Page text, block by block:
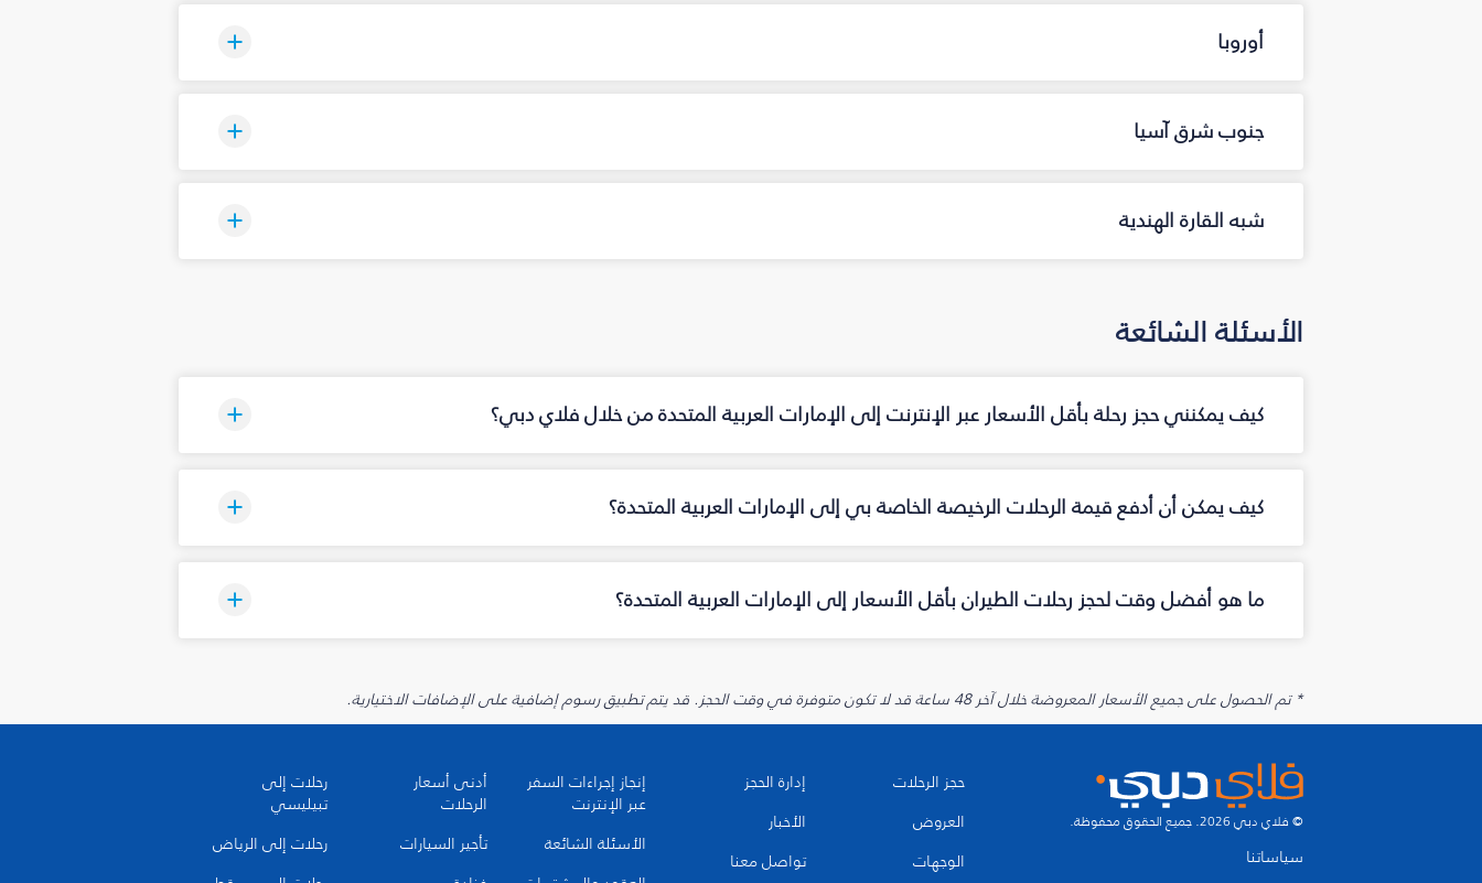
أوروبا
جنوب شرق آسيا
شبه القارة الهندية
الأسئلة الشائعة
كيف يمكنني حجز رحلة بأقل الأسعار عبر الإنترنت إلى الإمارات العربية المتحدة من خلال فلاي دبي؟
كيف يمكن أن أدفع قيمة الرحلات الرخيصة الخاصة بي إلى الإمارات العربية المتحدة؟
ما هو أفضل وقت لحجز رحلات الطيران بأقل الأسعار إلى الإمارات العربية المتحدة؟
* تم الحصول على جميع الأسعار المعروضة خلال آخر 48 ساعة قد لا تكون متوفرة في وقت الحجز. قد يتم تطبيق رسوم إضافية على الإضافات الاختيارية.
© فلاي دبي 2026. جميع الحقوق محفوظة.
سياساتنا
حجز الرحلات
العروض
الوجهات
إدارة الحجز
الأخبار
تواصل معنا
إنجاز إجراءات السفر
عبر الإنترنت
الأسئلة الشائعة
أدنى أسعار
الرحلات
تأجير السيارات
رحلات إلى
تبيليسي
رحلات إلى الرياض